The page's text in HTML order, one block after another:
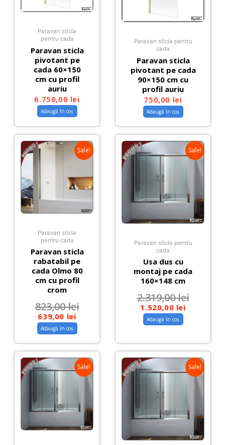
Paravan sticla
pentru cada
Paravan sticla
pivotant pe
cada 60×150
cm cu profil
auriu
6.750,00 lei
Adaugă în coș
Paravan sticla pentru
cada
Paravan sticla
pivotant pe cada
90×150 cm cu
profil auriu
750,00 lei
Adaugă în coș
Sale!
Paravan sticla
pentru cada
Paravan sticla
rabatabil pe
cada Olmo 80
cm cu profil
crom
823,00lei
639,00 lei
Adaugă în coș
Sale!
Paravan sticla pentru
cada
Usa dus cu
montaj pe cada
160×148 cm
2.319,00lei
1.520,00 lei
Adaugă în coș
Sale! Sale!